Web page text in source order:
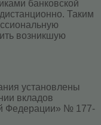
банковской
Таким
возникшую
установлены
вкладов
Федерации» № 177-